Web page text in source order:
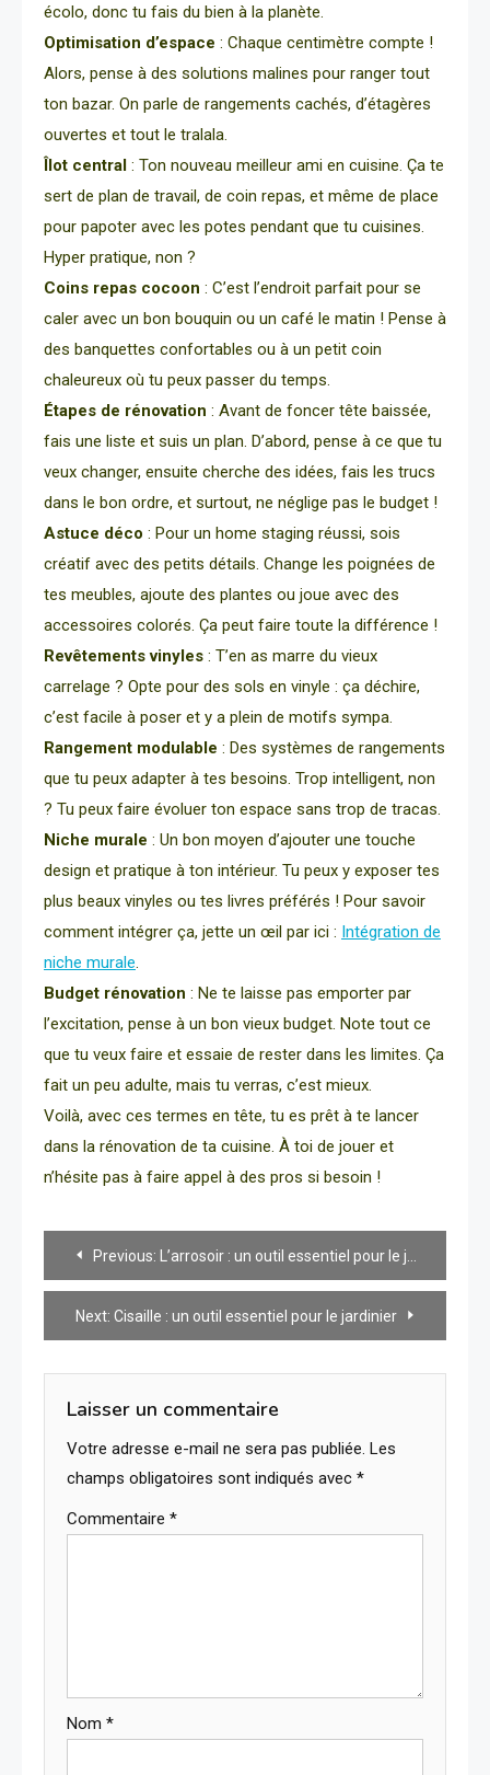
écolo, donc tu fais du bien à la planète.
Optimisation d’espace : Chaque centimètre compte !
Alors, pense à des solutions malines pour ranger tout
ton bazar. On parle de rangements cachés, d’étagères
ouvertes et tout le tralala.
Îlot central : Ton nouveau meilleur ami en cuisine. Ça te
sert de plan de travail, de coin repas, et même de place
pour papoter avec les potes pendant que tu cuisines.
Hyper pratique, non ?
Coins repas cocoon : C’est l’endroit parfait pour se
caler avec un bon bouquin ou un café le matin ! Pense à
des banquettes confortables ou à un petit coin
chaleureux où tu peux passer du temps.
Étapes de rénovation : Avant de foncer tête baissée,
fais une liste et suis un plan. D’abord, pense à ce que tu
veux changer, ensuite cherche des idées, fais les trucs
dans le bon ordre, et surtout, ne néglige pas le budget !
Astuce déco : Pour un home staging réussi, sois
créatif avec des petits détails. Change les poignées de
tes meubles, ajoute des plantes ou joue avec des
accessoires colorés. Ça peut faire toute la différence !
Revêtements vinyles : T’en as marre du vieux
carrelage ? Opte pour des sols en vinyle : ça déchire,
c’est facile à poser et y a plein de motifs sympa.
Rangement modulable : Des systèmes de rangements
que tu peux adapter à tes besoins. Trop intelligent, non
? Tu peux faire évoluer ton espace sans trop de tracas.
Niche murale : Un bon moyen d’ajouter une touche
design et pratique à ton intérieur. Tu peux y exposer tes
plus beaux vinyles ou tes livres préférés ! Pour savoir
comment intégrer ça, jette un œil par ici : Intégration de
niche murale
Budget rénovation : Ne te laisse pas emporter par
l’excitation, pense à un bon vieux budget. Note tout ce
que tu veux faire et essaie de rester dans les limites. Ça
fait un peu adulte, mais tu verras, c’est mieux.
Voilà, avec ces termes en tête, tu es prêt à te lancer
dans la rénovation de ta cuisine. À toi de jouer et
n’hésite pas à faire appel à des pros si besoin !
Navigation
de
l’article
Previous: L’arrosoir : un outil essentiel pour le jardinage
Next: Cisaille : un outil essentiel pour le jardinier
Laisser un commentaire
Votre adresse e-mail ne sera pas publiée. Les
champs obligatoires sont indiqués avec *
Commentaire *
Nom *